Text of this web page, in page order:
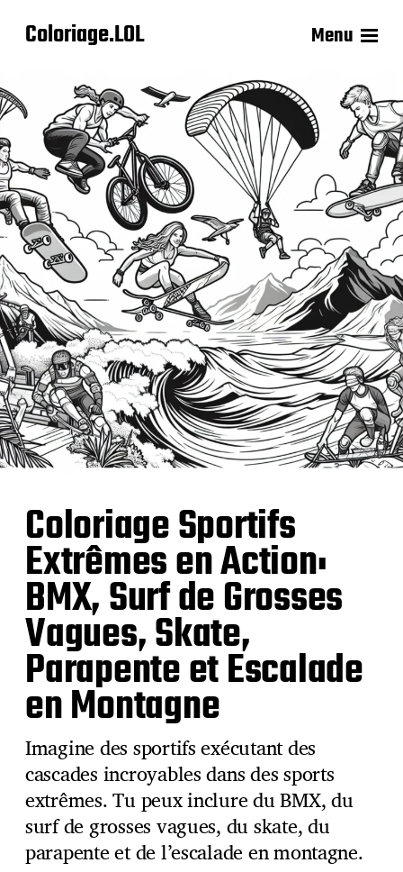
Coloriage.LOL Menu
Coloriage Sportifs
Extrêmes en Action:
BMX, Surf de Grosses
Vagues, Skate,
Parapente et Escalade
en Montagne
Imagine des sportifs exécutant des
cascades incroyables dans des sports
extrêmes. Tu peux inclure du BMX, du
surf de grosses vagues, du skate, du
parapente et de l’escalade en montagne.